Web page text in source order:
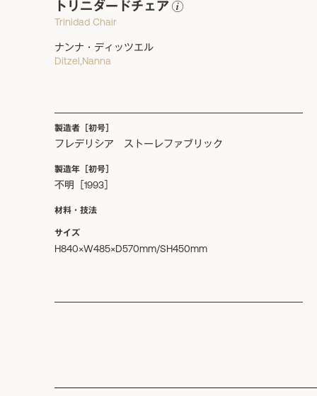
トリニダードチェア
Trinidad Chair
ナンナ・ディッツエル
Ditzel,Nanna
製造者［初号］
フレデリシア ストーレファブリック
製造年［初号］
不明［1993］
材料・技法
サイズ
H840×W485×D570mm/SH450mm